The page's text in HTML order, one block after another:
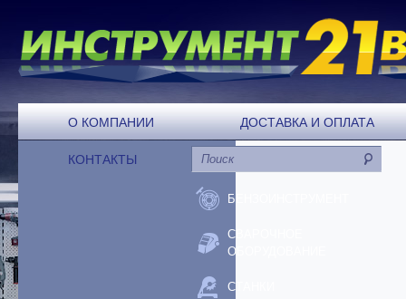
О КОМПАНИИ ДОСТАВКА И ОПЛАТА
КОНТАКТЫ
БЕНЗОИНСТРУМЕНТ
СВАРОЧНОЕ
ОБОРУДОВАНИЕ
СТАНКИ